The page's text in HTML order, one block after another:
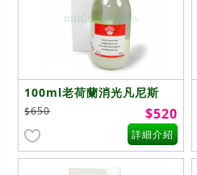
100ml老荷蘭消光凡尼斯
Picture Varnish
Matt(D1113)
$650 $520
詳細介紹